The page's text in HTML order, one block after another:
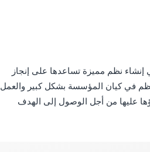
نظم مميزة تساعدها على إنجاز
في كيان المؤسسة بشكل كبير والعمل
عليها من أجل الوصول إلى الهدف